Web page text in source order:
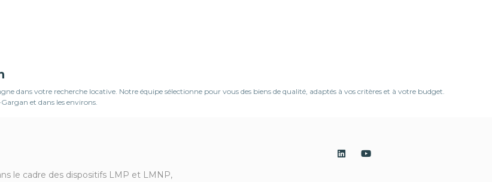
dans votre recherche locative. Notre équipe sélectionne pour vous des biens de qualité, adaptés à vos critères et à votre budget.
et dans les environs.
le cadre des dispositifs LMP et LMNP,